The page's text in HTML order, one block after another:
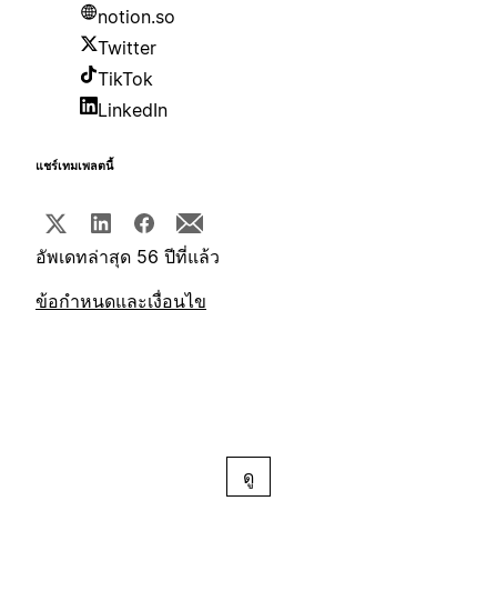
notion.so
Twitter
TikTok
LinkedIn
แชร์เทมเพลตนี้
อัพเดทล่าสุด 56 ปีที่แล้ว
ข้อกำหนดและเงื่อนไข
ดู